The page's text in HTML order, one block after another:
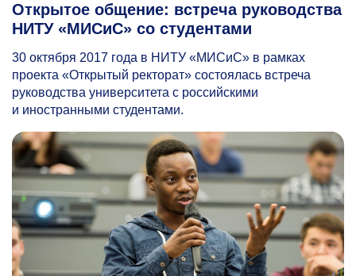
Открытое общение: встреча руководства
НИТУ «МИСиС» со студентами
30 октября 2017 года в НИТУ «МИСиС» в рамках
проекта «Открытый ректорат» состоялась встреча
руководства университета с российскими
и иностранными студентами.